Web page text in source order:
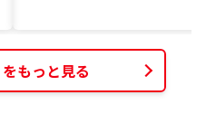
もっと見る